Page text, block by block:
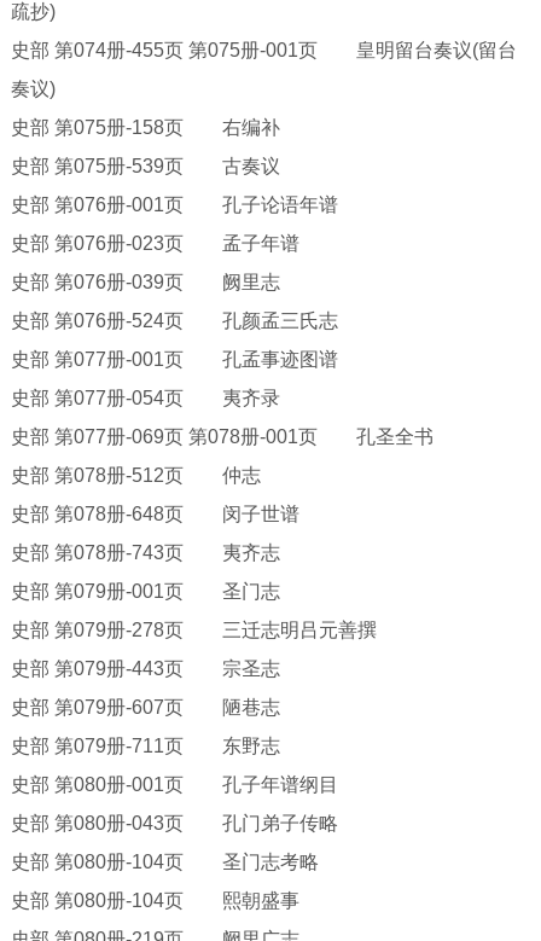
疏抄)
史部 第074册-455页 第075册-001页 皇明留台奏议(留台
奏议)
史部 第075册-158页 右编补
史部 第075册-539页 古奏议
史部 第076册-001页 孔子论语年谱
史部 第076册-023页 孟子年谱
史部 第076册-039页 阙里志
史部 第076册-524页 孔颜孟三氏志
史部 第077册-001页 孔孟事迹图谱
史部 第077册-054页 夷齐录
史部 第077册-069页 第078册-001页 孔圣全书
史部 第078册-512页 仲志
史部 第078册-648页 闵子世谱
史部 第078册-743页 夷齐志
史部 第079册-001页 圣门志
史部 第079册-278页 三迁志明吕元善撰
史部 第079册-443页 宗圣志
史部 第079册-607页 陋巷志
史部 第079册-711页 东野志
史部 第080册-001页 孔子年谱纲目
史部 第080册-043页 孔门弟子传略
史部 第080册-104页 圣门志考略
史部 第080册-104页 熙朝盛事